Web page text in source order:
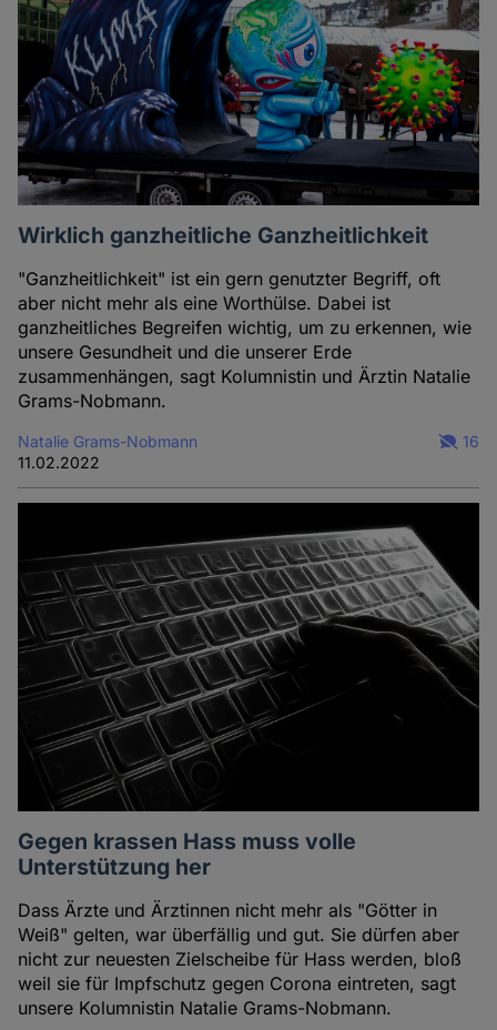
Wirklich ganzheitliche Ganzheitlichkeit
"Ganzheitlichkeit" ist ein gern genutzter Begriff, oft
aber nicht mehr als eine Worthülse. Dabei ist
ganzheitliches Begreifen wichtig, um zu erkennen, wie
unsere Gesundheit und die unserer Erde
zusammenhängen, sagt Kolumnistin und Ärztin Natalie
Grams-Nobmann.
Natalie Grams-Nobmann
11.02.2022
16
Gegen krassen Hass muss volle
Unterstützung her
Dass Ärzte und Ärztinnen nicht mehr als "Götter in
Weiß" gelten, war überfällig und gut. Sie dürfen aber
nicht zur neuesten Zielscheibe für Hass werden, bloß
weil sie für Impfschutz gegen Corona eintreten, sagt
unsere Kolumnistin Natalie Grams-Nobmann.